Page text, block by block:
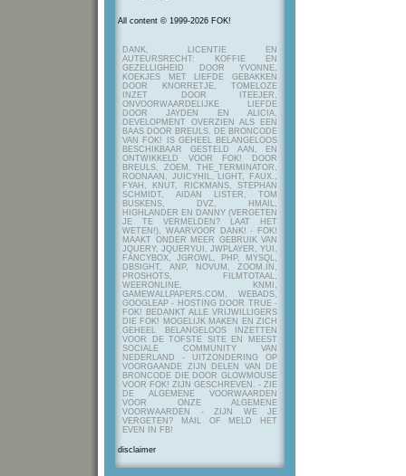
All content © 1999-2026 FOK!
DANK, LICENTIE EN
AUTEURSRECHT: KOFFIE EN
GEZELLIGHEID DOOR YVONNE,
KOEKJES MET LIEFDE GEBAKKEN
DOOR KNORRETJE, TOMELOZE
INZET DOOR ITEEJER,
ONVOORWAARDELIJKE LIEFDE
DOOR JAYDEN EN ALICIA,
DEVELOPMENT OVERZIEN ALS EEN
BAAS DOOR BREULS. DE BRONCODE
VAN FOK! IS GEHEEL BELANGELOOS
BESCHIKBAAR GESTELD AAN, EN
ONTWIKKELD VOOR FOK! DOOR
BREULS, ZOEM, THE_TERMINATOR,
ROONAAN, JUICYHIL, LIGHT, FAUX.,
FYAH, KNUT, RICKMANS, STEPHAN
SCHMIDT, AIDAN LISTER, TOM
BUSKENS, DVZ, HMAIL,
HIGHLANDER EN DANNY (VERGETEN
JE TE VERMELDEN? LAAT HET
WETEN!), WAARVOOR DANK! - FOK!
MAAKT ONDER MEER GEBRUIK VAN
JQUERY, JQUERYUI, JWPLAYER, YUI,
FANCYBOX, JGROWL, PHP, MYSQL,
DBSIGHT, ANP, NOVUM, ZOOM.IN,
PROSHOTS, FILMTOTAAL,
WEERONLINE, KNMI,
GAMEWALLPAPERS.COM, WEBADS,
GOOGLEAP - HOSTING DOOR TRUE -
FOK! BEDANKT ALLE VRIJWILLIGERS
DIE FOK! MOGELIJK MAKEN EN ZICH
GEHEEL BELANGELOOS INZETTEN
VOOR DE TOFSTE SITE EN MEEST
SOCIALE COMMUNITY VAN
NEDERLAND - UITZONDERING OP
VOORGAANDE ZIJN DELEN VAN DE
BRONCODE DIE DOOR GLOWMOUSE
VOOR FOK! ZIJN GESCHREVEN. - ZIE
DE ALGEMENE VOORWAARDEN
VOOR ONZE ALGEMENE
VOORWAARDEN - ZIJN WE JE
VERGETEN? MAIL OF MELD HET
EVEN IN FB!
disclaimer